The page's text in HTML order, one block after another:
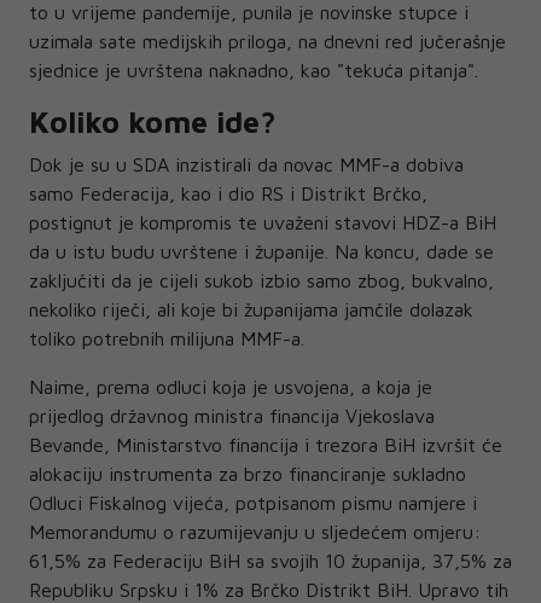
to u vrijeme pandemije, punila je novinske stupce i
uzimala sate medijskih priloga, na dnevni red jučerašnje
sjednice je uvrštena naknadno, kao "tekuća pitanja".
Koliko kome ide?
Dok je su u SDA inzistirali da novac MMF-a dobiva
samo Federacija, kao i dio RS i Distrikt Brčko,
postignut je kompromis te uvaženi stavovi HDZ-a BiH
da u istu budu uvrštene i županije. Na koncu, dade se
zaključiti da je cijeli sukob izbio samo zbog, bukvalno,
nekoliko riječi, ali koje bi županijama jamčile dolazak
toliko potrebnih milijuna MMF-a.
Naime, prema odluci koja je usvojena, a koja je
prijedlog državnog ministra financija Vjekoslava
Bevande, Ministarstvo financija i trezora BiH izvršit će
alokaciju instrumenta za brzo financiranje sukladno
Odluci Fiskalnog vijeća, potpisanom pismu namjere i
Memorandumu o razumijevanju u sljedećem omjeru:
61,5% za Federaciju BiH sa svojih 10 županija, 37,5% za
Republiku Srpsku i 1% za Brčko Distrikt BiH. Upravo tih